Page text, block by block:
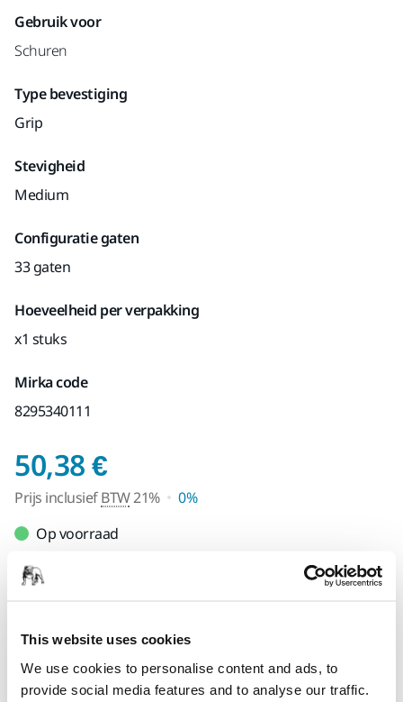
This website uses cookies
We use cookies to personalise content and ads, to
provide social media features and to analyse our traffic.
Gebruik voor
Schuren
Type bevestiging
Grip
Stevigheid
Medium
Configuratie gaten
33 gaten
Hoeveelheid per verpakking
x1 stuks
Mirka code
8295340111
50,38 €Prijs inclusief BTW
Prijs inclusiefBTW21%
0%
Op voorraad
Toevoegen aan winkelwagen
SPECIAAL VOOR U